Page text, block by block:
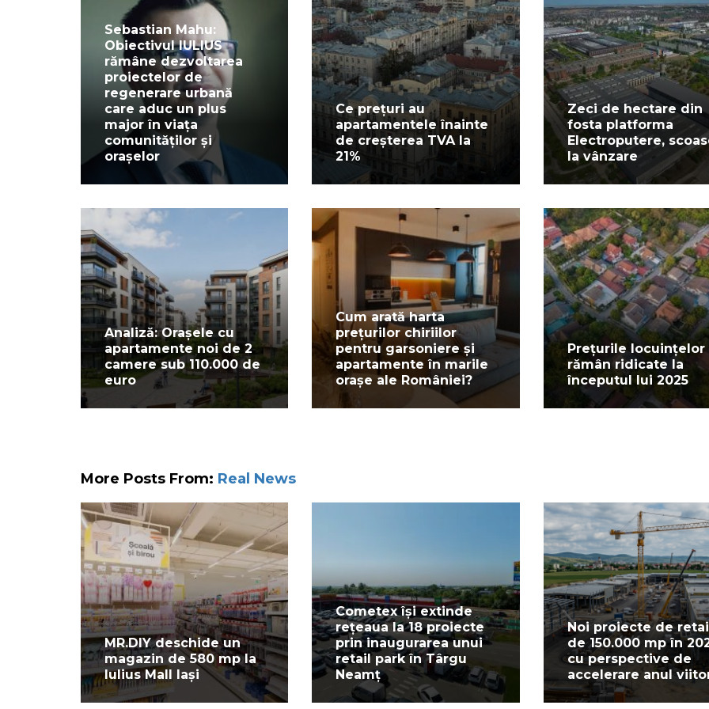
Sebastian Mahu:
Obiectivul IULIUS
rămâne dezvoltarea
proiectelor de
regenerare urbană
care aduc un plus
major în viața
comunităților și
orașelor
Ce prețuri au
apartamentele înainte
de creșterea TVA la
21%
Zeci de hectare din
fosta platforma
Electroputere,
la vânzare
Analiză: Orașele cu
apartamente noi de 2
camere sub 110.000 de
euro
Cum arată harta
prețurilor chiriilor
pentru garsoniere și
apartamente în marile
orașe ale României?
Prețurile locuințelor
rămân ridicate la
începutul lui 2025
More Posts From: Real News
MR.DIY deschide un
magazin de 580 mp la
Iulius Mall Iași
Cometex își extinde
rețeaua la 18 proiecte
prin inaugurarea unui
retail park în Târgu
Neamț
Noi proiecte de
de 150.000 mp în
cu perspective de
accelerare anul